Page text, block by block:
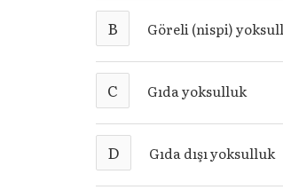
B Göreli (nispi)
C Gıda yoksulluk
D Gıda dışı yoksulluk